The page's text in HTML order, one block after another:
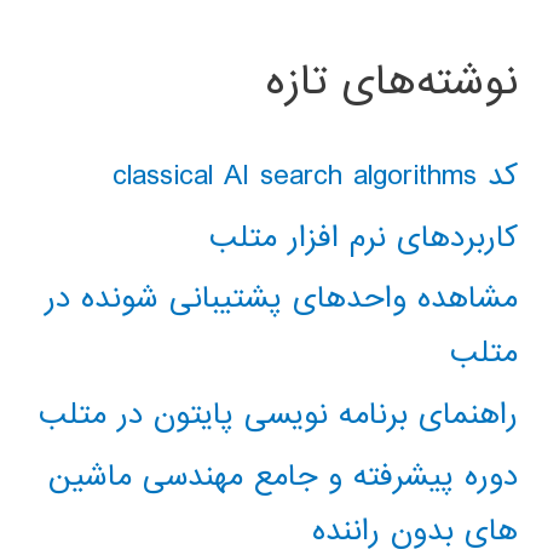
نوشته‌های تازه
کد classical AI search algorithms
کاربردهای نرم افزار متلب
مشاهده واحدهای پشتیبانی شونده در
متلب
راهنمای برنامه نویسی پایتون در متلب
دوره پیشرفته و جامع مهندسی ماشین
های بدون راننده